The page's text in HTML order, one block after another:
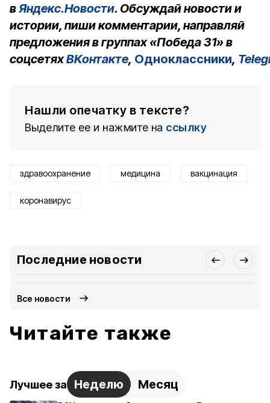
вЯндекс.Новости. Обсуждай новости и
истории, пиши комментарии, направляй
предложения в группах «Победа 31» в
соцсетяхВКонтакте, Одноклассники,
Нашли опечатку в тексте?
Выделите ее и нажмите на ссылку
здравоохранение медицина вакцинация
коронавирус
Последние новости
Все новости
Читайте также
Лучшее за Неделю Месяц